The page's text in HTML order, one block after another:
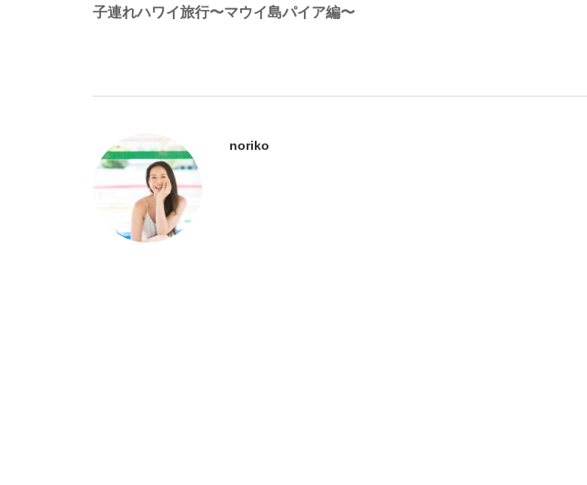
navigation
子連れハワイ旅行〜マウイ島パイア編〜
noriko